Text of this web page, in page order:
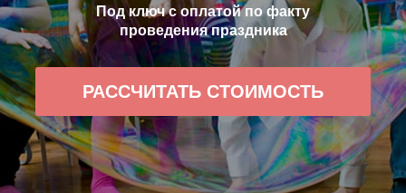
Под ключ с оплатой по факту
проведения праздника
РАССЧИТАТЬ СТОИМОСТЬ